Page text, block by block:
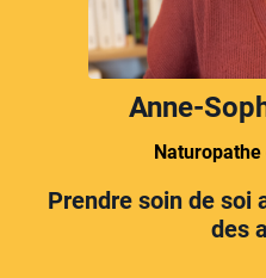
Anne-
Prendre soin de soi
des